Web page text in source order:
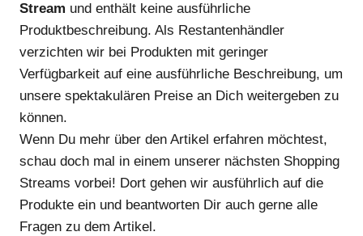
Stream und enthält keine ausführliche
Produktbeschreibung. Als Restantenhändler
verzichten wir bei Produkten mit geringer
Verfügbarkeit auf eine ausführliche Beschreibung, um
unsere spektakulären Preise an Dich weitergeben zu
können.
Wenn Du mehr über den Artikel erfahren möchtest,
schau doch mal in einem unserer nächsten Shopping
Streams vorbei! Dort gehen wir ausführlich auf die
Produkte ein und beantworten Dir auch gerne alle
Fragen zu dem Artikel.